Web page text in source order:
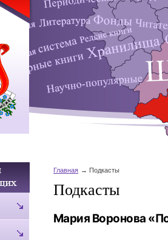
Главная Подкасты
Подкасты
Мария Воронова